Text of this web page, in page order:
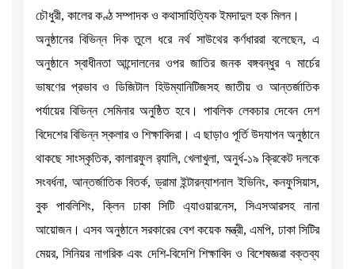
চৌধুরী, কালের কণ্ঠ সম্পাদক ও কথাসাহিত্যিক ইমদাদুল হক মিলন।
অনুষ্ঠানের বিভিন্ন দিক তুলে ধরে নর্থ সাউথের কর্ণধাররা বলেছেন, এ
অনুষ্ঠানে স্বাধীনতা আন্দোলনের ওপর জাতির জনক বঙ্গবন্ধুর ৭ মার্চের
ভাষণের প্রভাব ও ডিজিটাল হিউম্যানিটিজসহ জাতীয় ও আন্তর্জাতিক
পর্যায়ের বিভিন্ন সেমিনার অনুষ্ঠিত হবে। পাবলিক লেকচার দেবেন দেশ
বিদেশের বিভিন্ন স্কলার ও শিক্ষাবিদরা। এ ছাড়াও পূর্তি উদযাপন অনুষ্ঠানে
থাকছে সাংস্কৃতিক, কালারফুল র‌্যালি, খেলাখুলা, অনুর্ধ-১৯ ক্রিকেট দলকে
সংবর্ধনা, আন্তর্জাতিক বিতর্ক, ড্রামা ইন্টারন্যাশনাল ইভিনিং, কনফুসিয়াস,
বুক পাবলিশিং, ক্লিন ঢাকা সিটি এ্যাওয়ারনেস, সিএসআরসহ নানা
আয়োজন। এসব অনুষ্ঠানে সরকারের বেশ কয়েক মন্ত্রী, এমপি, ঢাকা সিটির
মেয়র, সিনিয়র নাগরিক এবং দেশি-বিদেশি শিক্ষাবিদ ও বিশেষজ্ঞরা বক্তব্য